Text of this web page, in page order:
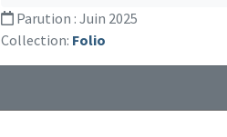
Parution : Juin 2025
Collection: Folio